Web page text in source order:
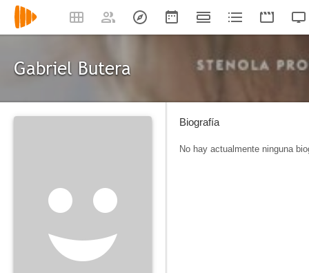
Gabriel Butera
Biografía
No hay actualmente ninguna